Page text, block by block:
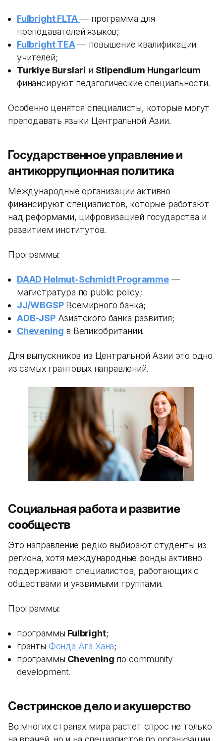
Fulbright FLTA — программа для
преподавателей языков;
Fulbright TEA— повышение квалификации
учителей;
Turkiye Burslari и Stipendium Hungaricum
финансируют педагогические специальности.
Особенно ценятся специалисты, которые могут
преподавать языки Центральной Азии.
Государственное управление и
антикоррупционная политика
Международные организации активно
финансируют специалистов, которые работают
над реформами, цифровизацией государства и
развитием институтов.
Программы:
DAAD Helmut-Schmidt Programme—
магистратура по public policy;
JJ/WBGSP Всемирного банка;
ADB-JSPАзиатского банка развития;
Chevening в Великобритании.
Для выпускников из Центральной Азии это одно
из самых грантовых направлений.
Социальная работа и развитие
сообществ
Это направление редко выбирают студенты из
региона, хотя международные фонды активно
поддерживают специалистов, работающих с
обществами и уязвимыми группами.
Программы:
программы Fulbright;
гранты Фонда Ага Хана;
программы Chevening по community
development.
Сестринское дело и акушерство
Во многих странах мира растет спрос не только